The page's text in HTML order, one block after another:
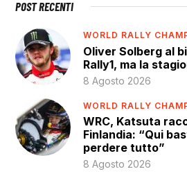
POST RECENTI
WORLD RALLY
Oliver Solberg al
Rally1, ma la
8 Agosto 2026
WORLD RALLY
WRC, Katsuta
Finlandia: “Qui
perdere tutto”
8 Agosto 2026